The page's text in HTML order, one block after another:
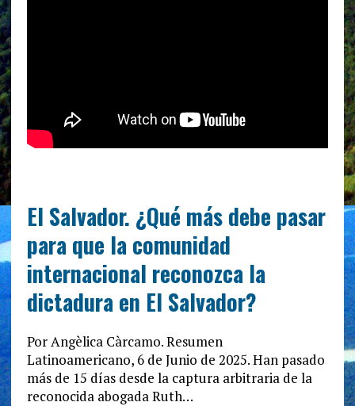
El Salvador. ¿Qué más debe pasar
para que la comunidad
internacional reconozca la
dictadura en El Salvador?
Por Angèlica Càrcamo. Resumen
Latinoamericano, 6 de Junio de 2025. Han pasado
más de 15 días desde la captura arbitraria de la
reconocida abogada Ruth…